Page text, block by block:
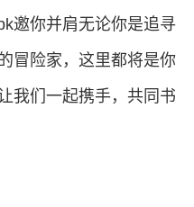
邀你并肩无论你是追寻
冒险家，这里都将是你
我们一起携手，共同书